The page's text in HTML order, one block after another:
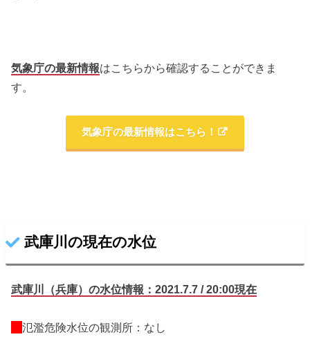
気象庁の最新情報はこちらから確認することができま
す。
気象庁の最新情報はこちら！
武庫川の現在の水位
武庫川（兵庫）の水位情報：2021.7.7 / 20:00現在
氾濫危険水位の観測所：なし